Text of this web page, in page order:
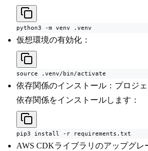
python3 -m venv .venv
仮想環境の有効化：
source .venv/bin/activate
依存関係のインストール：プロジ
依存関係をインストールします：
pip3 install -r requirements.txt
AWS CDKライブラリのアップグレ